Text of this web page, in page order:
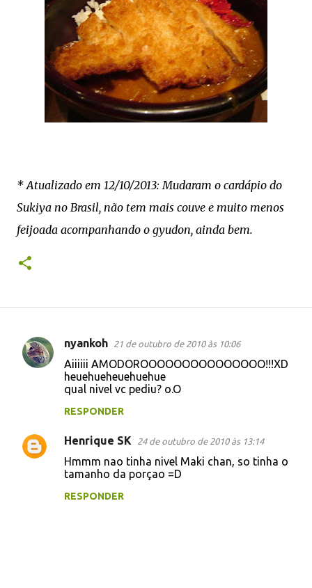
* Atualizado em 12/10/2013: Mudaram o cardápio do
Sukiya no Brasil, não tem mais couve e muito menos
feijoada acompanhando o gyudon, ainda bem.
C
t
nyankoh 21 de outubro de 2010 às 10:06
Aiiiiii AMODOROOOOOOOOOOOOOOO!!!XD
heuehueheuehuehue
qual nivel vc pediu? o.O
RESPONDER
Henrique SK 24 de outubro de 2010 às 13:14
Hmmm nao tinha nivel Maki chan, so tinha o
tamanho da porçao =D
RESPONDER